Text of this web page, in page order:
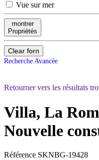
Vue sur mer
montrer
Propriétés
Clear forn
Recherche Avancée
Retourner vers les résultats
Villa, La
Nouvelle
Référence SKNBG-19428